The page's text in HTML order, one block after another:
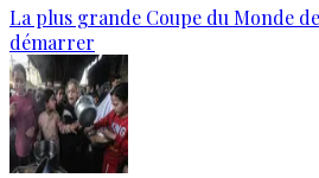
La plus grande Coupe du Monde
démarrer